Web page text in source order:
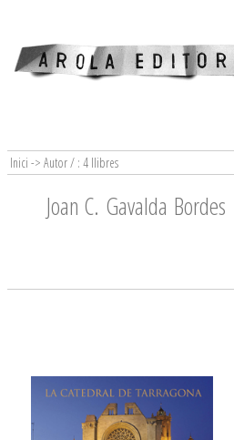
Inici -> Autor / : 4 llibres
Joan C. Gavalda Bordes